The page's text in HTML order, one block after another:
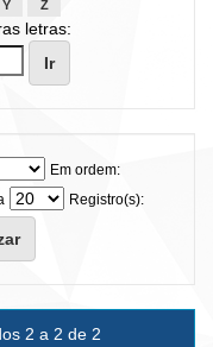
Y Z
letras:
Em ordem:
Registro(s):
2 a 2 de 2